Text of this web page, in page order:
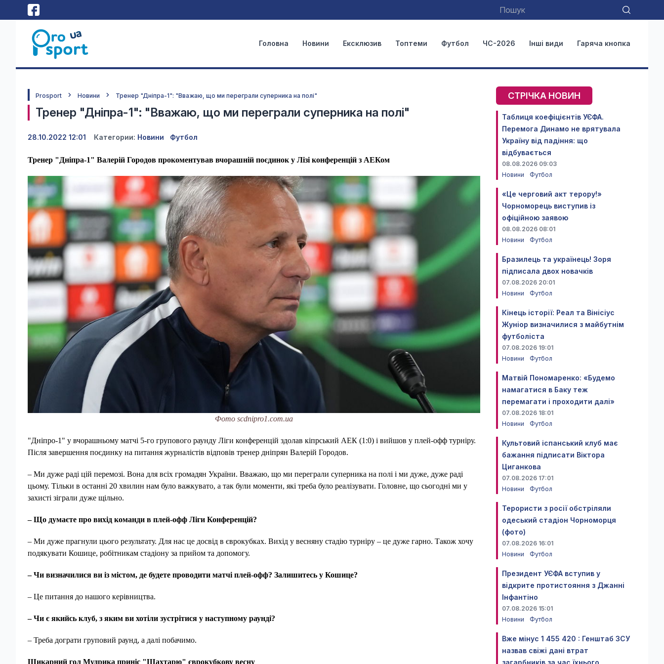
Головна Новини Ексклюзив Топтеми Футбол ЧС-2026 Інші види Гаряча кнопка
Prosport Новини Тренер "Дніпра-1": "Вважаю, що ми переграли суперника на полі"
Тренер "Дніпра-1": "Вважаю, що ми переграли суперника на полі"
28.10.2022 12:01 Категории: Новини Футбол
Тренер "Дніпра-1" Валерій Городов прокоментував вчорашній поєдинок у Лізі конференцій з АЕКом
Фото scdnipro1.com.ua
"Дніпро-1" у вчорашньому матчі 5-го групового раунду Ліги конференцій здолав кіпрський АЕК (1:0) і вийшов у плей-офф турніру.
Після завершення поєдинку на питання журналістів відповів тренер дніпрян Валерій Городов.
– Ми дуже раді цій перемозі. Вона для всіх громадян України. Вважаю, що ми переграли суперника на полі і ми дуже, дуже раді
цьому. Тільки в останні 20 хвилин нам було важкувато, а так були моменти, які треба було реалізувати. Головне, що сьогодні ми у
захисті зіграли дуже щільно.
– Що думаєте про вихід команди в плей-офф Ліги Конференцій?
– Ми дуже прагнули цього результату. Для нас це досвід в єврокубках. Вихід у весняну стадію турніру – це дуже гарно. Також хочу
подякувати Кошице, робітникам стадіону за прийом та допомогу.
– Чи визначилися ви із містом, де будете проводити матчі плей-офф? Залишитесь у Кошице?
– Це питання до нашого керівництва.
– Чи є якийсь клуб, з яким ви хотіли зустрітися у наступному раунді?
– Треба дограти груповий раунд, а далі побачимо.
Шикарний гол Мудрика приніс "Шахтарю" єврокубкову весну
СТРІЧКА НОВИН
Таблиця коефіцієнтів УЄФА.
Перемога Динамо не врятувала
Україну від падіння: що
відбувається
08.08.2026 09:03
Новини
Футбол
«Це черговий акт терору!»
Чорноморець виступив із
офіційною заявою
08.08.2026 08:01
Новини
Футбол
Бразилець та українець! Зоря
підписала двох новачків
07.08.2026 20:01
Новини
Футбол
Кінець історії: Реал та Вінісіус
Жуніор визначилися з майбутнім
футболіста
07.08.2026 19:01
Новини
Футбол
Матвій Пономаренко: «Будемо
намагатися в Баку теж
перемагати і проходити далі»
07.08.2026 18:01
Новини
Футбол
Культовий іспанський клуб має
бажання підписати Віктора
Циганкова
07.08.2026 17:01
Новини
Футбол
Терористи з росії обстріляли
одеський стадіон Чорноморця
(фото)
07.08.2026 16:01
Новини
Футбол
Президент УЄФА вступив у
відкрите протистояння з Джанні
Інфантіно
07.08.2026 15:01
Новини
Футбол
Вже мінус 1 455 420 : Генштаб ЗСУ
назвав свіжі дані втрат
загарбників за час їхнього